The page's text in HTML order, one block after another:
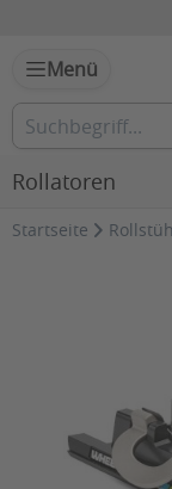
Menü
Rollatoren
Startseite